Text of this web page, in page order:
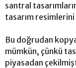
santral
tasarım resimlerini
Bu doğrudan
mümkün, çünkü
piyasadan